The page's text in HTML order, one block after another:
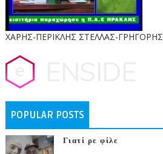
ΧΑΡΗΣ-ΠΕΡΙΚΛΗΣ ΣΤΕΛΛΑΣ-ΓΡΗΓΟΡΗΣ
POPULAR POSTS
Γιατί ρε φίλε